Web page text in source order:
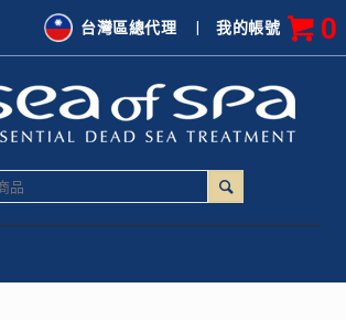
|我的帳號 0
台灣區總代理